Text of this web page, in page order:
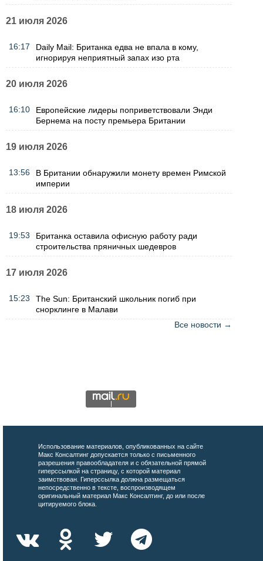
21 июля 2026
16:17
Daily Mail: Британка едва не впала в кому,
игнорируя неприятный запах изо рта
20 июля 2026
16:10
Европейские лидеры поприветствовали Энди
Бернема на посту премьера Британии
19 июля 2026
13:56
В Британии обнаружили монету времен Римской
империи
18 июля 2026
19:53
Британка оставила офисную работу ради
строительства пряничных шедевров
17 июля 2026
15:23
The Sun: Британский школьник погиб при
снорклинге в Малави
Все новости →
Использование материалов, опубликованных на сайте
Макс Консалтинг допускается только с письменного
разрешения правообладателя и с обязательной прямой
гиперссылкой на страницу, с которой материал
заимствован. Гиперссылка должна размещаться
непосредственно в тексте, воспроизводящем
оригинальный материал Макс Консалтинг, до или после
цитируемого блока.